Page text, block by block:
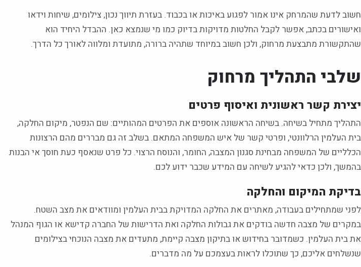
חשוב לדעת שהמרחק אינו אמור לפגוע באיכות או בכבוד. בעזרת תיווך נכון, צילומים, שיחות וידאו
ואישורים בכתב, אפשר לקבל החלטות מדויקות בדיוק כמו מי שנמצא כאן. ההבדל היחיד הוא
שהתקשורת מתבצעת מרחוק, ולכן חשוב במיוחד שתהיה ברורה, מתועדת ומלווה לאורך כל הדרך.
שלבי התהליך מרחוק
יצירת קשר ראשונית ואיסוף פרטים
התהליך מתחיל בשיחה. בשיחה הראשונה אוספים את הפרטים המהותיים: שם הנפטר, מיקום החלקה,
בית העלמין הרלוונטי, ופרטי קשר של איש המשפחה המתאם. בשלב זה גם מבררים מהם הרצונות
הכלליים של המשפחה מבחינת סגנון המצבה, החומר, והנוסח הרצוי. כל פרט שנאסף כעת חוסך אי הבנות
בהמשך, ולכן כדאי להגיע לשיחה עם המידע שכבר ידוע לכם.
בדיקת המיקום והחלקה
לפני שמתחילים בעבודה, מאתרים את החלקה המדויקת בבית העלמין ומוודאים את מצב השטח.
במקרים של מצבה חדשה בודקים את גבולות החלקה ואת הדרישות של החברה קדישא או הגוף המנהל
את בית העלמין. כשמדובר בחידוש או בתיקון מצבה קיימת, מתעדים את מצבה הנוכחי בצילומים
שנשלחים אליכם, כך שתוכלו לראות בעצמכם על מה מדברים.